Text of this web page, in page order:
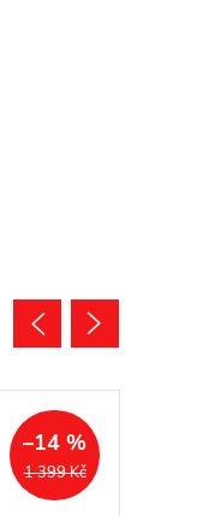
1 399 Kč
–14 %